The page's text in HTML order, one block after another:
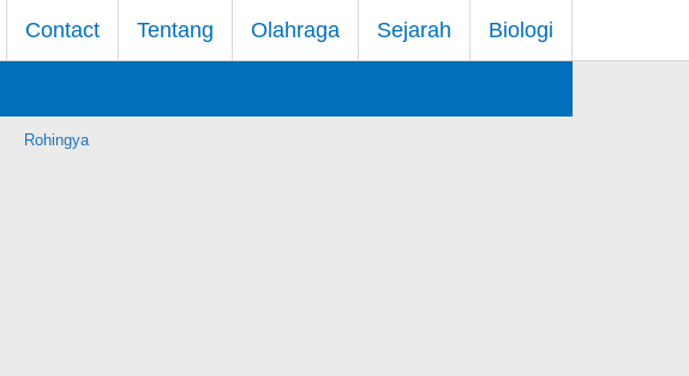
Contact Tentang Olahraga Sejarah Biologi
Rohingya